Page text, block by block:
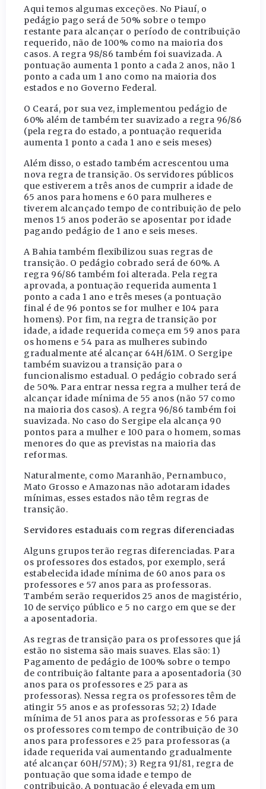
Aqui temos algumas exceções. No Piauí, o
pedágio pago será de 50% sobre o tempo
restante para alcançar o período de contribuição
requerido, não de 100% como na maioria dos
casos. A regra 98/86 também foi suavizada. A
pontuação aumenta 1 ponto a cada 2 anos, não 1
ponto a cada um 1 ano como na maioria dos
estados e no Governo Federal.
O Ceará, por sua vez, implementou pedágio de
60% além de também ter suavizado a regra 96/86
(pela regra do estado, a pontuação requerida
aumenta 1 ponto a cada 1 ano e seis meses)
Além disso, o estado também acrescentou uma
nova regra de transição. Os servidores públicos
que estiverem a três anos de cumprir a idade de
65 anos para homens e 60 para mulheres e
tiverem alcançado tempo de contribuição de pelo
menos 15 anos poderão se aposentar por idade
pagando pedágio de 1 ano e seis meses.
A Bahia também flexibilizou suas regras de
transição. O pedágio cobrado será de 60%. A
regra 96/86 também foi alterada. Pela regra
aprovada, a pontuação requerida aumenta 1
ponto a cada 1 ano e três meses (a pontuação
final é de 96 pontos se for mulher e 104 para
homens). Por fim, na regra de transição por
idade, a idade requerida começa em 59 anos para
os homens e 54 para as mulheres subindo
gradualmente até alcançar 64H/61M. O Sergipe
também suavizou a transição para o
funcionalismo estadual. O pedágio cobrado será
de 50%. Para entrar nessa regra a mulher terá de
alcançar idade mínima de 55 anos (não 57 como
na maioria dos casos). A regra 96/86 também foi
suavizada. No caso do Sergipe ela alcança 90
pontos para a mulher e 100 para o homem, somas
menores do que as previstas na maioria das
reformas.
Naturalmente, como Maranhão, Pernambuco,
Mato Grosso e Amazonas não adotaram idades
mínimas, esses estados não têm regras de
transição.
Servidores estaduais com regras diferenciadas
Alguns grupos terão regras diferenciadas. Para
os professores dos estados, por exemplo, será
estabelecida idade mínima de 60 anos para os
professores e 57 anos para as professoras.
Também serão requeridos 25 anos de magistério,
10 de serviço público e 5 no cargo em que se der
a aposentadoria.
As regras de transição para os professores que já
estão no sistema são mais suaves. Elas são: 1)
Pagamento de pedágio de 100% sobre o tempo
de contribuição faltante para a aposentadoria (30
anos para os professores e 25 para as
professoras). Nessa regra os professores têm de
atingir 55 anos e as professoras 52; 2) Idade
mínima de 51 anos para as professoras e 56 para
os professores com tempo de contribuição de 30
anos para professores e 25 para professoras (a
idade requerida vai aumentando gradualmente
até alcançar 60H/57M); 3) Regra 91/81, regra de
pontuação que soma idade e tempo de
contribuição. A pontuação é elevada em um